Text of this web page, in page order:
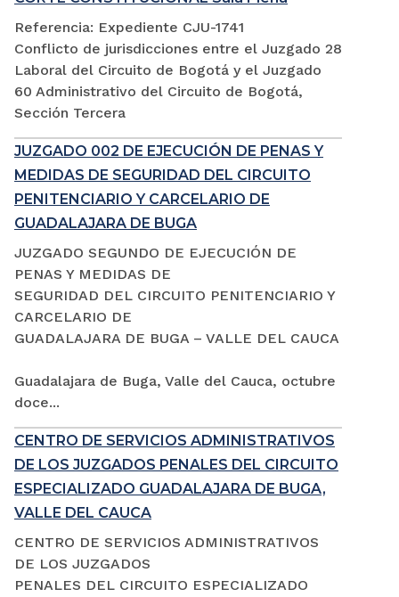
Referencia: Expediente CJU-1741
Conflicto de jurisdicciones entre el Juzgado 28
Laboral del Circuito de Bogotá y el Juzgado
60 Administrativo del Circuito de Bogotá,
Sección Tercera
JUZGADO 002 DE EJECUCIÓN DE PENAS Y
MEDIDAS DE SEGURIDAD DEL CIRCUITO
PENITENCIARIO Y CARCELARIO DE
GUADALAJARA DE BUGA
JUZGADO SEGUNDO DE EJECUCIÓN DE
PENAS Y MEDIDAS DE
SEGURIDAD DEL CIRCUITO PENITENCIARIO Y
CARCELARIO DE
GUADALAJARA DE BUGA – VALLE DEL CAUCA
Guadalajara de Buga, Valle del Cauca, octubre
doce...
CENTRO DE SERVICIOS ADMINISTRATIVOS
DE LOS JUZGADOS PENALES DEL CIRCUITO
ESPECIALIZADO GUADALAJARA DE BUGA,
VALLE DEL CAUCA
CENTRO DE SERVICIOS ADMINISTRATIVOS
DE LOS JUZGADOS
PENALES DEL CIRCUITO ESPECIALIZADO